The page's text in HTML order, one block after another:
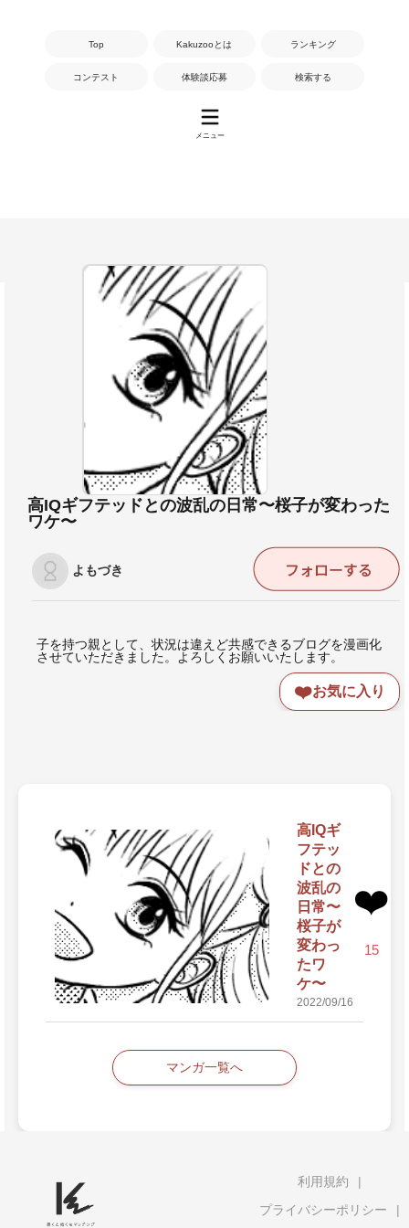
Top Kakuzooとは ランキング
コンテスト 体験談応募 検索する
メニュー
高IQギフテッドとの波乱の日常〜桜子が変わった
ワケ〜
よもづき
子を持つ親として、状況は違えど共感できるブログを漫画化
させていただきました。よろしくお願いいたします。
❤️お気に入り
高IQギ
フテッ
ドとの
波乱の
日常〜
桜子が
変わっ
たワ
ケ〜
2022/09/16
❤️
15
マンガ一覧へ
利用規約
プライバシーポリシー